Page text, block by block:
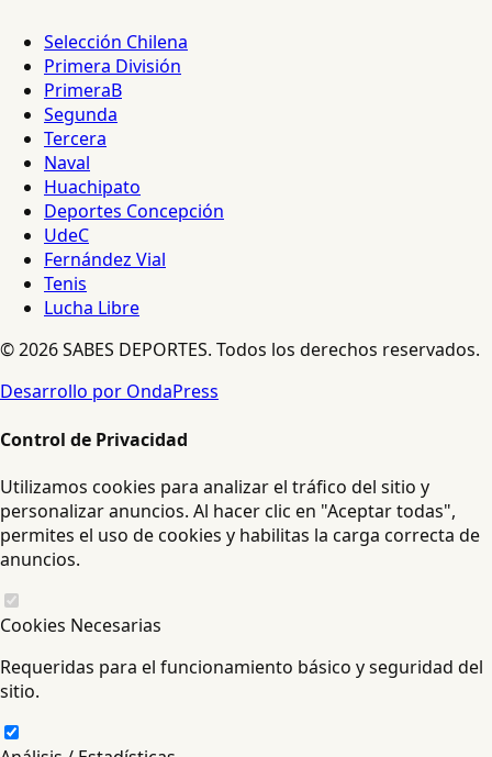
Selección Chilena
Primera División
PrimeraB
Segunda
Tercera
Naval
Huachipato
Deportes Concepción
UdeC
Fernández Vial
Tenis
Lucha Libre
© 2026 SABES DEPORTES. Todos los derechos reservados.
Desarrollo por OndaPress
Control de Privacidad
Utilizamos cookies para analizar el tráfico del sitio y
personalizar anuncios. Al hacer clic en "Aceptar todas",
permites el uso de cookies y habilitas la carga correcta de
anuncios.
Cookies Necesarias
Requeridas para el funcionamiento básico y seguridad del
sitio.